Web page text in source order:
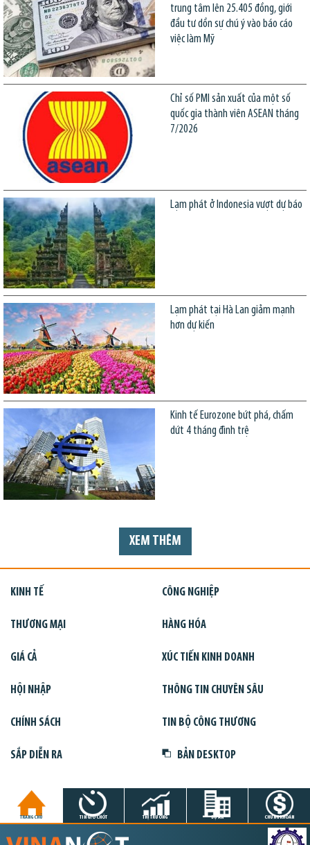
trung tâm lên 25.405 đồng, giới
đầu tư dồn sự chú ý vào báo cáo
việc làm Mỹ
Chỉ số PMI sản xuất của một số
quốc gia thành viên ASEAN tháng
7/2026
Lạm phát ở Indonesia vượt dự báo
Lạm phát tại Hà Lan giảm mạnh
hơn dự kiến
Kinh tế Eurozone bứt phá, chấm
dứt 4 tháng đình trệ
XEM THÊM
KINH TẾ CÔNG NGHIỆP
THƯƠNG MẠI HÀNG HÓA
GIÁ CẢ XÚC TIẾN KINH DOANH
HỘI NHẬP THÔNG TIN CHUYÊN SÂU
CHÍNH SÁCH TIN BỘ CÔNG THƯƠNG
SẮP DIỄN RA BẢN DESKTOP
TRANG CHỦ TIN GIỜ CHÓT THỊ TRƯỜNG DỰ ÁN CHỨNG KHOÁN